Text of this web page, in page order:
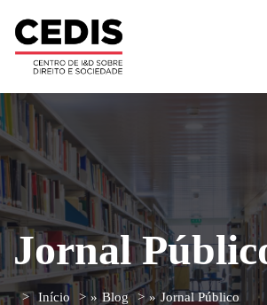
Jornal
Início » Blog » Jornal Público